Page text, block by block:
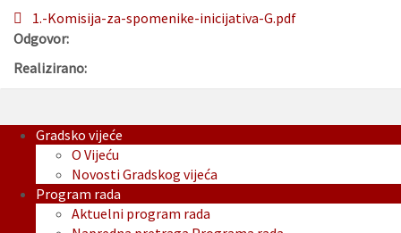
1.-Komisija-za-spomenike-inicijativa-G.pdf
Odgovor:
Realizirano:
Gradsko vijeće
O Vijeću
Novosti Gradskog vijeća
Program rada
Aktuelni program rada